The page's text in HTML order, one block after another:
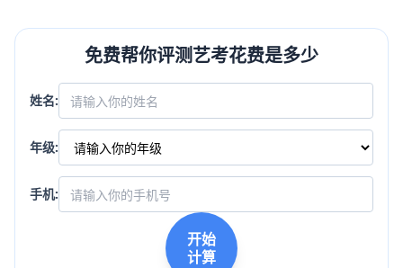
免费帮你评测艺考花费是多少
姓名:
年级:
手机:
开始
计算